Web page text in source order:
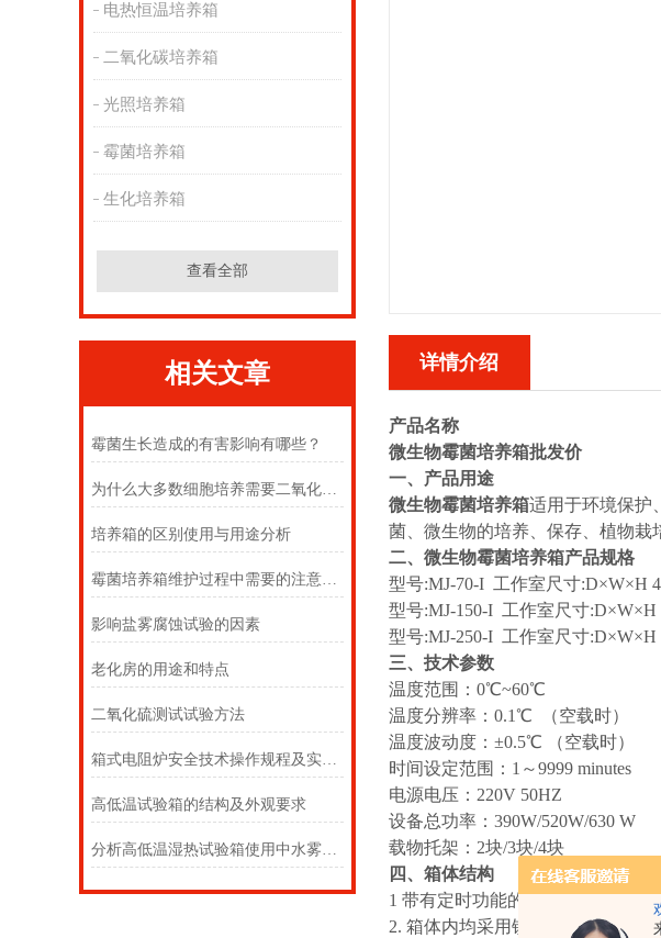
电热恒温培养箱
二氧化碳培养箱
光照培养箱
霉菌培养箱
生化培养箱
查看全部
相关文章
霉菌生长造成的有害影响有哪些？
为什么大多数细胞培养需要二氧化碳培养箱？
培养箱的区别使用与用途分析
霉菌培养箱维护过程中需要的注意事项
影响盐雾腐蚀试验的因素
老化房的用途和特点
二氧化硫测试试验方法
箱式电阻炉安全技术操作规程及实验步骤
高低温试验箱的结构及外观要求
分析高低温湿热试验箱使用中水雾产生原因奥科
详情介绍
产品名称
微生物霉菌培养箱批发价
一、产品用途
微生物霉菌培养箱适用于环境保护
菌、微生物的培养、保存、植物栽
二、微生物霉菌培养箱产品规格
型号:MJ-70-I 工作室尺寸:D×W×H
型号:MJ-150-I 工作室尺寸:D×W×H
型号:MJ-250-I 工作室尺寸:D×W×H
三、技术参数
温度范围：0℃~60℃
温度分辨率：0.1℃ （空载时）
温度波动度：±0.5℃ （空载时）
时间设定范围：1～9999 minutes
电源电压：220V 50HZ
设备总功率：390W/520W/630 W
载物托架：2块/3块/4块
四、箱体结构
1 带有定时功能的数字显示微电脑
2. 箱体内均采用镜面不锈钢材料